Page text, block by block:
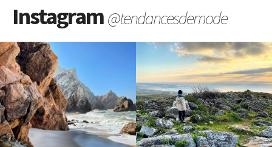
Instagram@tendancesdemode